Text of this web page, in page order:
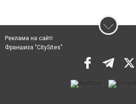
Реклама на сайті
Франшиза "CitySites"